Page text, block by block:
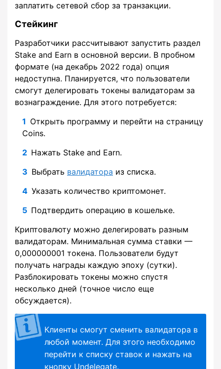
заплатить сетевой сбор за транзакции.
Стейкинг
Разработчики рассчитывают запустить раздел
Stake and Earn в основной версии. В пробном
формате (на декабрь 2022 года) опция
недоступна. Планируется, что пользователи
смогут делегировать токены валидаторам за
вознаграждение. Для этого потребуется:
Открыть программу и перейти на страницу
Coins.
Нажать Stake and Earn.
Выбрать валидатора из списка.
Указать количество криптомонет.
Подтвердить операцию в кошельке.
Криптовалюту можно делегировать разным
валидаторам. Минимальная сумма ставки —
0,000000001 токена. Пользователи будут
получать награды каждую эпоху (сутки).
Разблокировать токены можно спустя
несколько дней (точное число еще
обсуждается).
Клиенты смогут сменить валидатора в
любой момент. Для этого необходимо
перейти к списку ставок и нажать на
кнопку Undelegate.